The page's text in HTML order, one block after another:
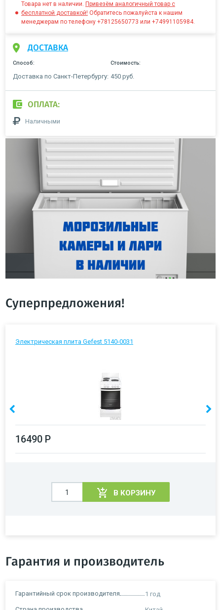
Товара нет в наличии. Привезём аналогичный товар с
бесплатной доставкой! Обратитесь пожалуйста к нашим
менеджерам по телефону +78125650773 или +74991105984.
ДОСТАВКА
Способ: Стоимость:
Доставка по Санкт-Петербургу: 450 руб.
ОПЛАТА:
Наличными
Суперпредложения!
Электрическая плита Gefest 5140-0031
16490 Р
В КОРЗИНУ
Гарантия и производитель
Гарантийный срок производителя 1 год